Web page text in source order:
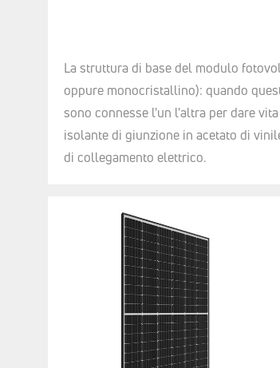
La struttura di base del modulo
oppure monocristallino): quando
sono connesse l'un l'altra per dare
isolante di giunzione in acetato di
di collegamento elettrico.